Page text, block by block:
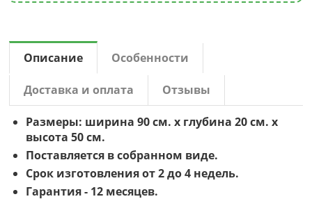
Описание Особенности
Доставка и оплата Отзывы
Размеры: ширина 90 см. х глубина 20 см. х
высота 50 см.
Поставляется в собранном виде.
Срок изготовления от 2 до 4 недель.
Гарантия - 12 месяцев.